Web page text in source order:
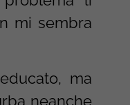
mi sembra
ma
neanche